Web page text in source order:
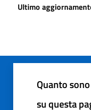
Ultimo
Quanto
su questa